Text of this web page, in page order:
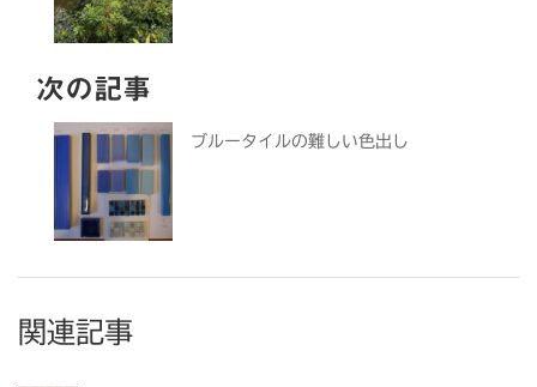
次の記事
ブルータイルの難しい色出し
関連記事